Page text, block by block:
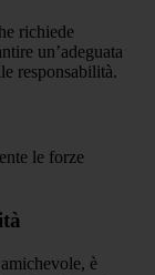
richiede
un’adeguata
responsabilità.
le forze
è